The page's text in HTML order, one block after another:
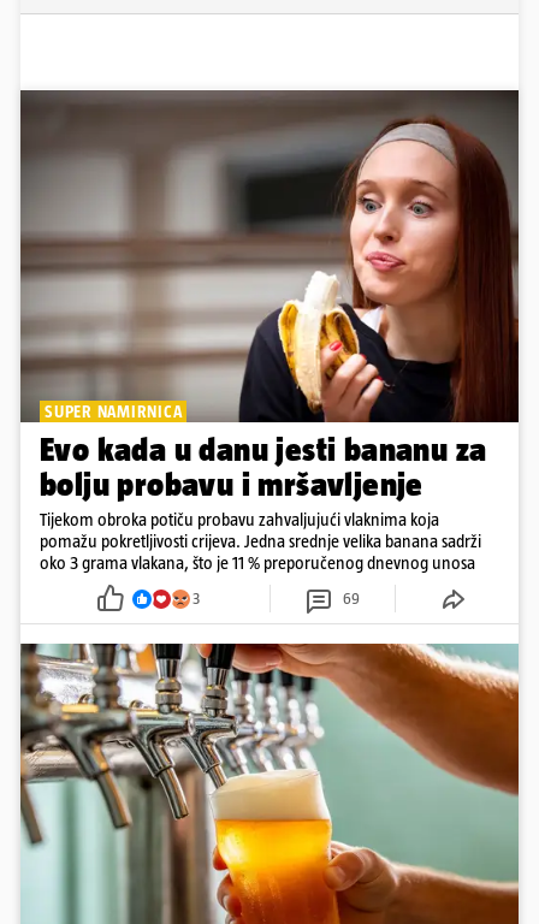
SUPER NAMIRNICA
Evo kada u danu jesti bananu za
bolju probavu i mršavljenje
Tijekom obroka potiču probavu zahvaljujući vlaknima koja
pomažu pokretljivosti crijeva. Jedna srednje velika banana sadrži
oko 3 grama vlakana, što je 11 % preporučenog dnevnog unosa
3 69